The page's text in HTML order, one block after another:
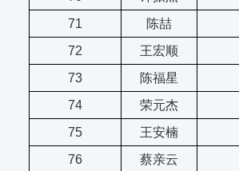
71
陈喆
72
王宏顺
73
陈福星
74
荣元杰
75
王安楠
76
蔡亲云